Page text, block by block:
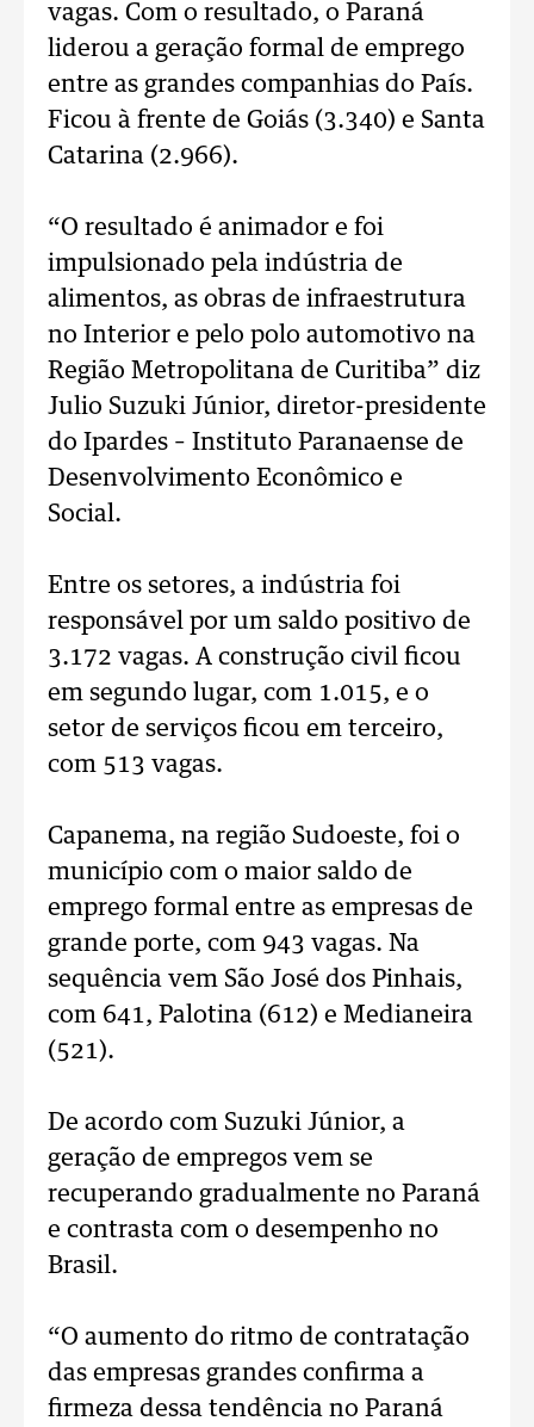
vagas. Com o resultado, o Paraná
liderou a geração formal de emprego
entre as grandes companhias do País.
Ficou à frente de Goiás (3.340) e Santa
Catarina (2.966).
“O resultado é animador e foi
impulsionado pela indústria de
alimentos, as obras de infraestrutura
no Interior e pelo polo automotivo na
Região Metropolitana de Curitiba” diz
Julio Suzuki Júnior, diretor-presidente
do Ipardes – Instituto Paranaense de
Desenvolvimento Econômico e
Social.
Entre os setores, a indústria foi
responsável por um saldo positivo de
3.172 vagas. A construção civil ficou
em segundo lugar, com 1.015, e o
setor de serviços ficou em terceiro,
com 513 vagas.
Capanema, na região Sudoeste, foi o
município com o maior saldo de
emprego formal entre as empresas de
grande porte, com 943 vagas. Na
sequência vem São José dos Pinhais,
com 641, Palotina (612) e Medianeira
(521).
De acordo com Suzuki Júnior, a
geração de empregos vem se
recuperando gradualmente no Paraná
e contrasta com o desempenho no
Brasil.
“O aumento do ritmo de contratação
das empresas grandes confirma a
firmeza dessa tendência no Paraná